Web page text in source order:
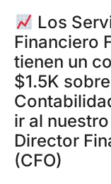
Los
Financiero
tienen un
$1.5K
ir al
Director
(CFO)